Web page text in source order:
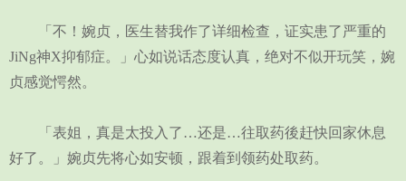
「不！婉贞，医生替我作了详细检查，证实患了严重的
JiNg神X抑郁症。」心如说话态度认真，绝对不似开玩笑，婉
贞感觉愕然。
「表姐，真是太投入了…还是…往取药後赶快回家休息
好了。」婉贞先将心如安顿，跟着到领药处取药。